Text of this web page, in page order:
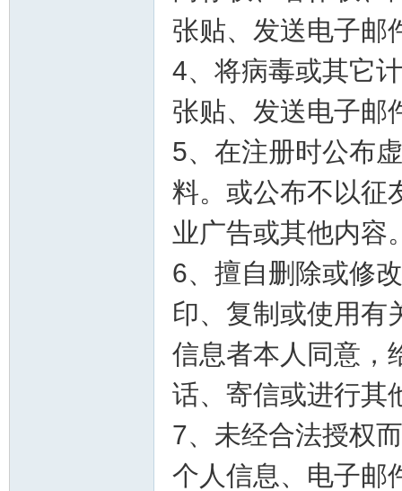
张贴、发送电子邮
4、将病毒或其它
张贴、发送电子邮
5、在注册时公布
料。或公布不以征
业广告或其他内容
6、擅自删除或修
印、复制或使用有
信息者本人同意，
话、寄信或进行其
7、未经合法授权
个人信息、电子邮